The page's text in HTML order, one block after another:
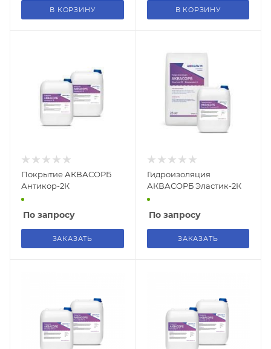
В КОРЗИНУ В КОРЗИНУ
Покрытие АКВАСОРБ
Антикор-2К
По запросу
ЗАКАЗАТЬ
Гидроизоляция
АКВАСОРБ Эластик-2К
По запросу
ЗАКАЗАТЬ